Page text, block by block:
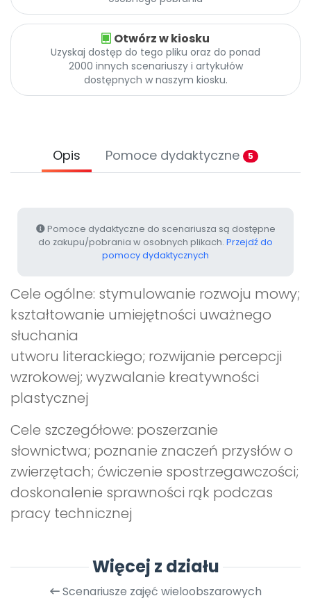
Pomoc
Otwórz w kiosku
Uzyskaj dostęp do tego pliku oraz do ponad
2000 innych scenariuszy i artykułów
dostępnych w naszym kiosku.
Opis Pomoce dydaktyczne 5
Pomoce dydaktyczne do scenariusza są dostępne
do zakupu/pobrania w osobnych plikach. Przejdź do
pomocy dydaktycznych
Cele ogólne: stymulowanie rozwoju mowy;
kształtowanie umiejętności uważnego
słuchania
utworu literackiego; rozwijanie percepcji
wzrokowej; wyzwalanie kreatywności
plastycznej
Cele szczegółowe: poszerzanie
słownictwa; poznanie znaczeń przysłów o
zwierzętach; ćwiczenie spostrzegawczości;
doskonalenie sprawności rąk podczas
pracy technicznej
Więcej z działu
Scenariusze zajęć wieloobszarowych